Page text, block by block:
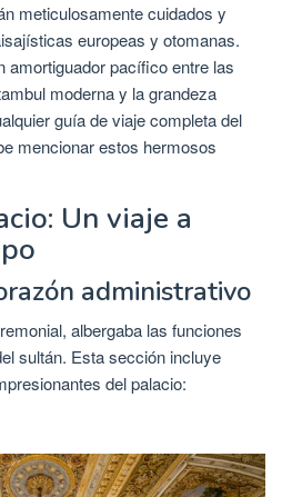
meticulosamente cuidados y
europeas y otomanas.
amortiguador pacífico entre las
moderna y la grandeza
guía de viaje completa del
mencionar estos hermosos
Un viaje a
administrativo
albergaba las funciones
sultán. Esta sección incluye
del palacio: